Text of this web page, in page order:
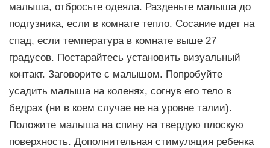
малыша, отбросьте одеяла. Разденьте малыша до
подгузника, если в комнате тепло. Сосание идет на
спад, если температура в комнате выше 27
градусов. Постарайтесь установить визуальный
контакт. Заговорите с малышом. Попробуйте
усадить малыша на коленях, согнув его тело в
бедрах (ни в коем случае не на уровне талии).
Положите малыша на спину на твердую плоскую
поверхность. Дополнительная стимуляция ребенка